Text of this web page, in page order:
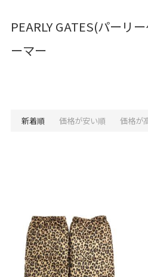
PEARLY GATES(パーリ
ーマー
新着順 価格が安い順 価格が